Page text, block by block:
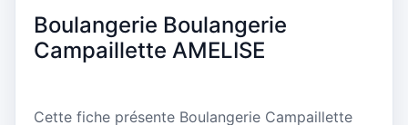
Boulangerie Boulangerie
Campaillette AMELISE
Cette fiche présente Boulangerie Campaillette